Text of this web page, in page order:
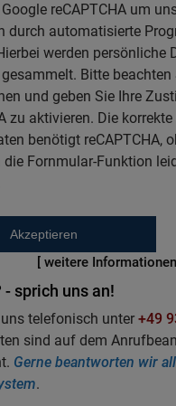
reCAPTCHA um
durch automatisierte
werden persönliche
Bitte beachten
und geben Sie Ihre
zu aktivieren. Die
benötigt reCAPTCHA,
die Fornmular-Funktion
Akzeptieren
[ weitere
sprich uns an!
telefonisch unter +49
sind auf dem
Gerne beantworten wir
.